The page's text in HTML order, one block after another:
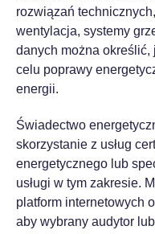
rozwiązań
wentylacja, systemy
danych można określić,
celu poprawy
energii.
Świadectwo
skorzystanie z usług
energetycznego lub
usługi w tym zakresie.
platform internetowych
aby wybrany audytor